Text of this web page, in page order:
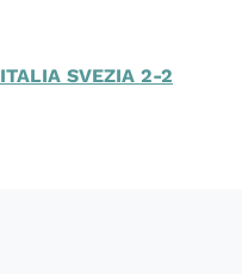
ITALIA SVEZIA 2-2